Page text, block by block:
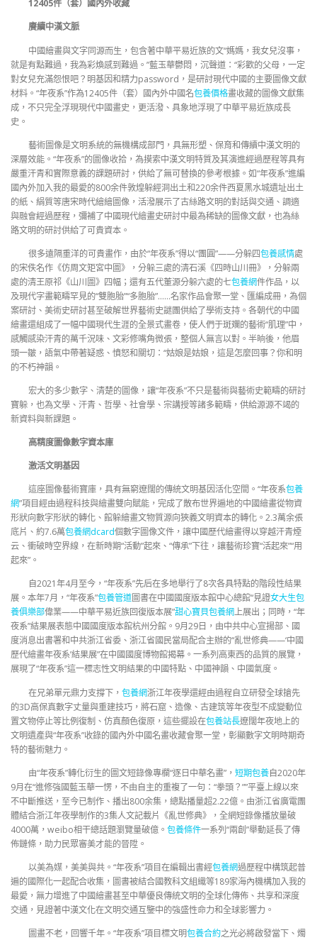
12405件（套）國內外收藏
賡續中漢文脈
中國繪畫與文字同源而生，包含著中華平易近族的文“媽媽，我女兒沒事，
就是有點難過，我為彩煥感到難過。”藍玉華鬱悶，沉聲道：“彩歡的父母，一定
對女兒充滿怨恨吧？明基因和精力password，是研討現代中國的主要圖像文獻
材料。“年夜系”作為12405件（套）國內外中國名包養價格畫收藏的圖像文獻集
成，不只完全浮現現代中國畫史，更活潑、具象地浮現了中華平易近族成長
史。
藝術圖像是文明系統的無機構成部門，具無形塑、保育和傳續中漢文明的
深層效能。“年夜系”的圖像收拾，為摸索中漢文明特質及其演進經過歷程等具有
嚴重汗青和實際意義的課題研討，供給了無可替換的參考根據。如“年夜系”進編
國內外加入我的最愛的800余件敦煌躲經洞出土和220余件西夏黑水城遺址出土
的紙、絹質等唐宋時代繪繪圖像，活潑展示了古絲路文明的對話與交通、調適
與融會經過歷程，彌補了中國現代繪畫史研討中最為稀缺的圖像文獻，也為絲
路文明的研討供給了可貴資本。
很多遠隔重洋的可貴畫作，由於“年夜系”得以“團圓”——分躲四包養感情處
的宋佚名作《仿周文矩宮中圖》，分躲三處的清石溪《四時山川冊》，分躲兩
處的清王原祁《山川圖》四幅；還有五代董源分躲六處的七包養網件作品，以
及現代字畫範疇罕見的“雙胞胎”“多胞胎”……名家作品會聚一堂、匯編成冊，為個
案研討、美術史研討甚至破解世界藝術史謎團供給了學術支持。各朝代的中國
繪畫還組成了一幅中國現代生涯的全景式畫卷，使人們于斑斕的藝術“肌理”中，
感觸感染汗青的萬千況味、文彩修嘴角微張，整個人無言以對。半晌後，他眉
頭一皺，語氣中帶著疑惑、憤怒和關切：“姑娘是姑娘，這是怎麼回事？你和明
的不朽神韻。
宏大的多少數字、清楚的圖像，讓“年夜系”不只是藝術與藝術史範疇的研討
寶躲，也為文學、汗青、哲學、社會學、宗講授等諸多範疇，供給源源不竭的
新資料與新課題。
高精度圖像數字資本庫
激活文明基因
這座圖像藝術寶庫，具有無窮遼闊的傳統文明基因活化空間。“年夜系包養
網”項目經由過程科技與繪畫雙向賦能，完成了散布世界遍地的中國繪畫從物資
形狀向數字形狀的轉化、館躲繪畫文物質源向狹義文明資本的轉化。2.3萬余張
底片、約7.6萬包養網dcard個數字圖像文件，讓中國歷代繪畫得以穿越汗青煙
云、衝破時空界線，在新時期“活動”起來、“傳承”下往，讓藝術珍寶“活起來”“用
起來”。
自2021年4月至今，“年夜系”先后在多地舉行了8次各具特點的階段性結果
展。本年7月，“年夜系”包養管道圖書在中國國度版本館中心總館“見證女大生包
養俱樂部偉業——中華平易近族回復版本展”甜心寶貝包養網上展出；同時，“年
夜系”結果展表態中國國度版本館杭州分館。9月29日，由中共中心宣揚部、國
度消息出書署和中共浙江省委、浙江省國民當局配合主辦的“亂世修典——‘中國
歷代繪畫年夜系’結果展”在中國國度博物館揭幕。一系列高東西的品質的展覽，
展現了“年夜系”這一標志性文明結果的中國特點、中國神韻、中國氣度。
在兄弟單元鼎力支撐下， 包養網浙江年夜學還經由過程自立研發全球搶先
的3D高保真數字丈量與重建技巧，將石窟、造像、古建筑等年夜型不成變動位
置文物停止等比例復制、仿真顏色復原，這些擺設在包養站長遼闊年夜地上的
文明遺產與“年夜系”收錄的國內外中國名畫收藏會聚一堂，彰顯數字文明時期奇
特的藝術魅力。
由“年夜系”轉化衍生的圖文短錄像專欄“逐日中華名畫”， 短期包養自2020年
9月在“進修強國藍玉華一愣，不由自主的重複了一句：“拳頭？””平臺上線以來
不中斷推送，至今已制作、播出800余集，總點播量超2.22億。由浙江省廣電團
體結合浙江年夜學制作的3集人文記載片《亂世修典》，全網短錄像播放量破
4000萬，weibo相干總話題瀏覽量破億。 包養條件一系列“兩創”舉動延長了傳
佈鏈條，助力民眾審美才能的晉陞。
以美為媒，美美與共。“年夜系”項目在編輯出書經包養網過歷程中構筑起普
遍的國際化一起配合收集，圖書被結合國教科文組織等189家海內機構加入我的
最愛，無力增進了中國繪畫甚至中華優良傳統文明的全球化傳佈、共享和深度
交通，見證著中漢文化在文明交通互鑒中的強盛性命力和全球影響力。
圖畫不老，回響千年。“年夜系”項目標文明包養合約之光必將啟發當下、燭